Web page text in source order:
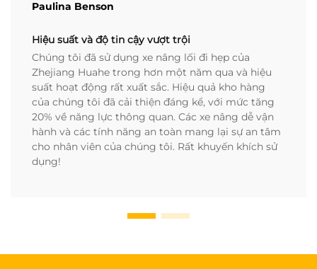
Paulina Benson
Hiệu suất và độ tin cậy vượt trội
Chúng tôi đã sử dụng xe nâng lối đi hẹp của
Zhejiang Huahe trong hơn một năm qua và hiệu
suất hoạt động rất xuất sắc. Hiệu quả kho hàng
của chúng tôi đã cải thiện đáng kể, với mức tăng
20% về năng lực thông quan. Các xe nâng dễ vận
hành và các tính năng an toàn mang lại sự an tâm
cho nhân viên của chúng tôi. Rất khuyến khích sử
dụng!